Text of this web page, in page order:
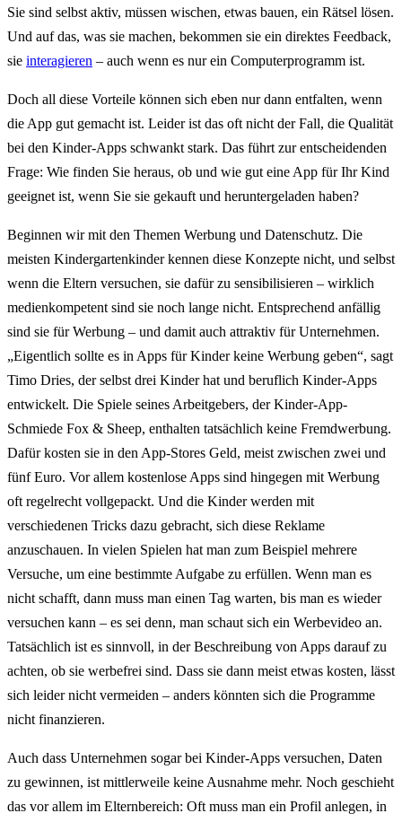
Sie sind selbst aktiv, müssen wischen, etwas bauen, ein Rätsel lösen.
Und auf das, was sie machen, bekommen sie ein direktes Feedback,
sie interagieren – auch wenn es nur ein Computerprogramm ist.
Doch all diese Vorteile können sich eben nur dann entfalten, wenn
die App gut gemacht ist. Leider ist das oft nicht der Fall, die Qualität
bei den Kinder-Apps schwankt stark. Das führt zur entscheidenden
Frage: Wie finden Sie heraus, ob und wie gut eine App für Ihr Kind
geeignet ist, wenn Sie sie gekauft und heruntergeladen haben?
Beginnen wir mit den Themen Werbung und Datenschutz. Die
meisten Kindergartenkinder kennen diese Konzepte nicht, und selbst
wenn die Eltern versuchen, sie dafür zu sensibilisieren – wirklich
medienkompetent sind sie noch lange nicht. Entsprechend anfällig
sind sie für Werbung – und damit auch attraktiv für Unternehmen.
„Eigentlich sollte es in Apps für Kinder keine Werbung geben“, sagt
Timo Dries, der selbst drei Kinder hat und beruflich Kinder-Apps
entwickelt. Die Spiele seines Arbeitgebers, der Kinder-App-
Schmiede Fox & Sheep, enthalten tatsächlich keine Fremdwerbung.
Dafür kosten sie in den App-Stores Geld, meist zwischen zwei und
fünf Euro. Vor allem kostenlose Apps sind hingegen mit Werbung
oft regelrecht vollgepackt. Und die Kinder werden mit
verschiedenen Tricks dazu gebracht, sich diese Reklame
anzuschauen. In vielen Spielen hat man zum Beispiel mehrere
Versuche, um eine bestimmte Aufgabe zu erfüllen. Wenn man es
nicht schafft, dann muss man einen Tag warten, bis man es wieder
versuchen kann – es sei denn, man schaut sich ein Werbevideo an.
Tatsächlich ist es sinnvoll, in der Beschreibung von Apps darauf zu
achten, ob sie werbefrei sind. Dass sie dann meist etwas kosten, lässt
sich leider nicht vermeiden – anders könnten sich die Programme
nicht finanzieren.
Auch dass Unternehmen sogar bei Kinder-Apps versuchen, Daten
zu gewinnen, ist mittlerweile keine Ausnahme mehr. Noch geschieht
das vor allem im Elternbereich: Oft muss man ein Profil anlegen, in